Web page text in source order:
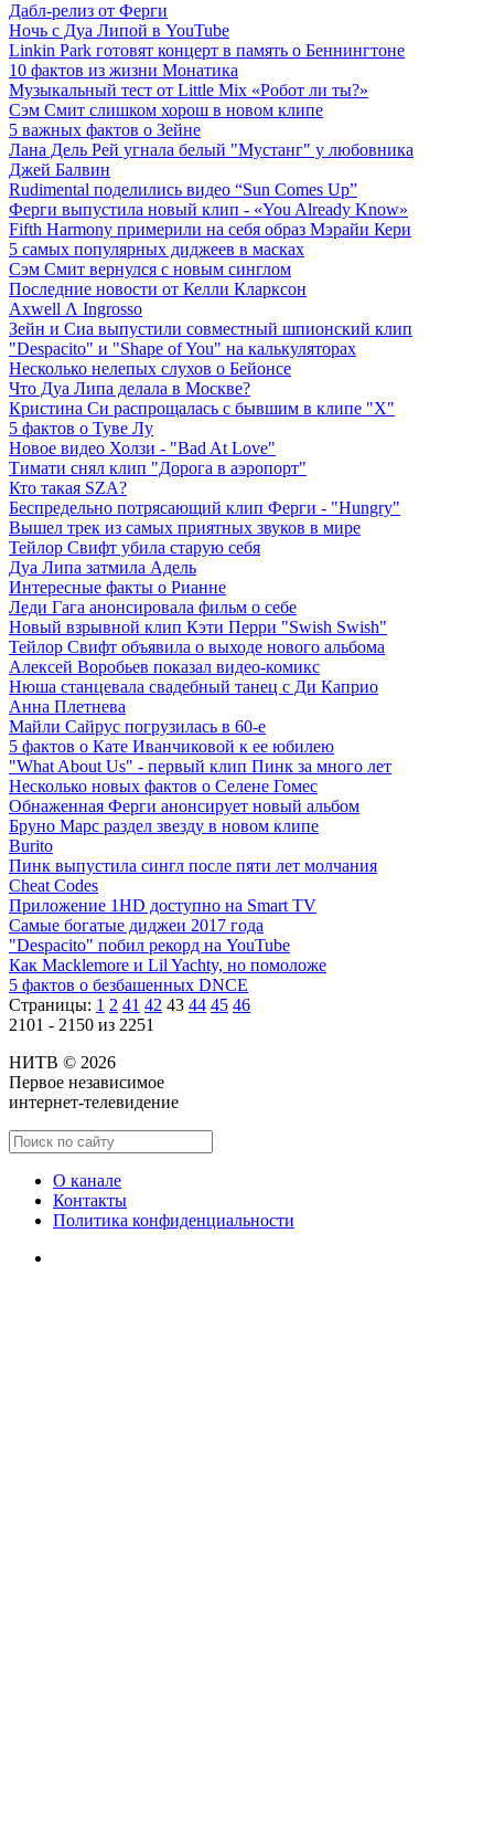
Дабл-релиз от Ферги
Ночь с Дуа Липой в YouTube
Linkin Park готовят концерт в память о Беннингтоне
10 фактов из жизни Монатика
Музыкальный тест от Little Mix «Робот ли ты?»
Сэм Смит слишком хорош в новом клипе
5 важных фактов о Зейне
Лана Дель Рей угнала белый "Мустанг" у любовника
Джей Балвин
Rudimental поделились видео “Sun Comes Up”
Ферги выпустила новый клип - «You Already Know»
Fifth Harmony примерили на себя образ Мэрайи Кери
5 самых популярных диджеев в масках
Сэм Смит вернулся с новым синглом
Последние новости от Келли Кларксон
Axwell Λ Ingrosso
Зейн и Сиа выпустили совместный шпионский клип
"Despacito" и "Shape of You" на калькуляторах
Несколько нелепых слухов о Бейонсе
Что Дуа Липа делала в Москве?
Кристина Си распрощалась с бывшим в клипе "Х"
5 фактов о Туве Лу
Новое видео Холзи - "Bad At Love"
Тимати снял клип "Дорога в аэропорт"
Кто такая SZA?
Беспредельно потрясающий клип Ферги - "Hungry"
Вышел трек из самых приятных звуков в мире
Тейлор Свифт убила старую себя
Дуа Липа затмила Адель
Интересные факты о Рианне
Леди Гага анонсировала фильм о себе
Новый взрывной клип Кэти Перри "Swish Swish"
Тейлор Свифт объявила о выходе нового альбома
Алексей Воробьев показал видео-комикс
Нюша станцевала свадебный танец с Ди Каприо
Анна Плетнева
Майли Сайрус погрузилась в 60-е
5 фактов о Кате Иванчиковой к ее юбилею
"What About Us" - первый клип Пинк за много лет
Несколько новых фактов о Селене Гомес
Обнаженная Ферги анонсирует новый альбом
Бруно Марс раздел звезду в новом клипе
Burito
Пинк выпустила сингл после пяти лет молчания
Cheat Codes
Приложение 1HD доступно на Smart TV
Самые богатые диджеи 2017 года
"Despacito" побил рекорд на YouTube
Как Macklemore и Lil Yachty, но помоложе
5 фактов о безбашенных DNCE
Страницы: 1 2 41 42 43 44 45 46
2101 - 2150 из 2251
НИТВ © 2026
Первое независимое
интернет-телевидение
О канале
Контакты
Политика конфиденциальности